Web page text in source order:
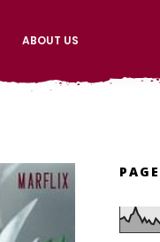
ABOUT US